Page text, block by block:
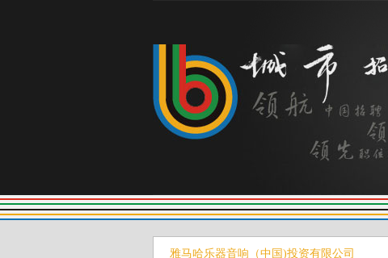
雅马哈乐器音响（中国)投资有限公司